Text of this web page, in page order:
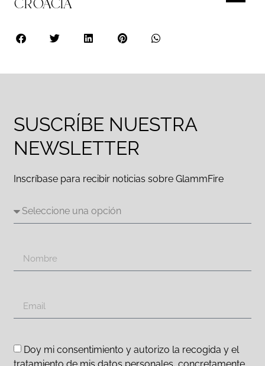
SUSCRÍBE NUESTRA
NEWSLETTER
Inscríbase para recibir noticias sobre GlammFire
Doy mi consentimiento y autorizo la recogida y el
tratamiento de mis datos personales, concretamente